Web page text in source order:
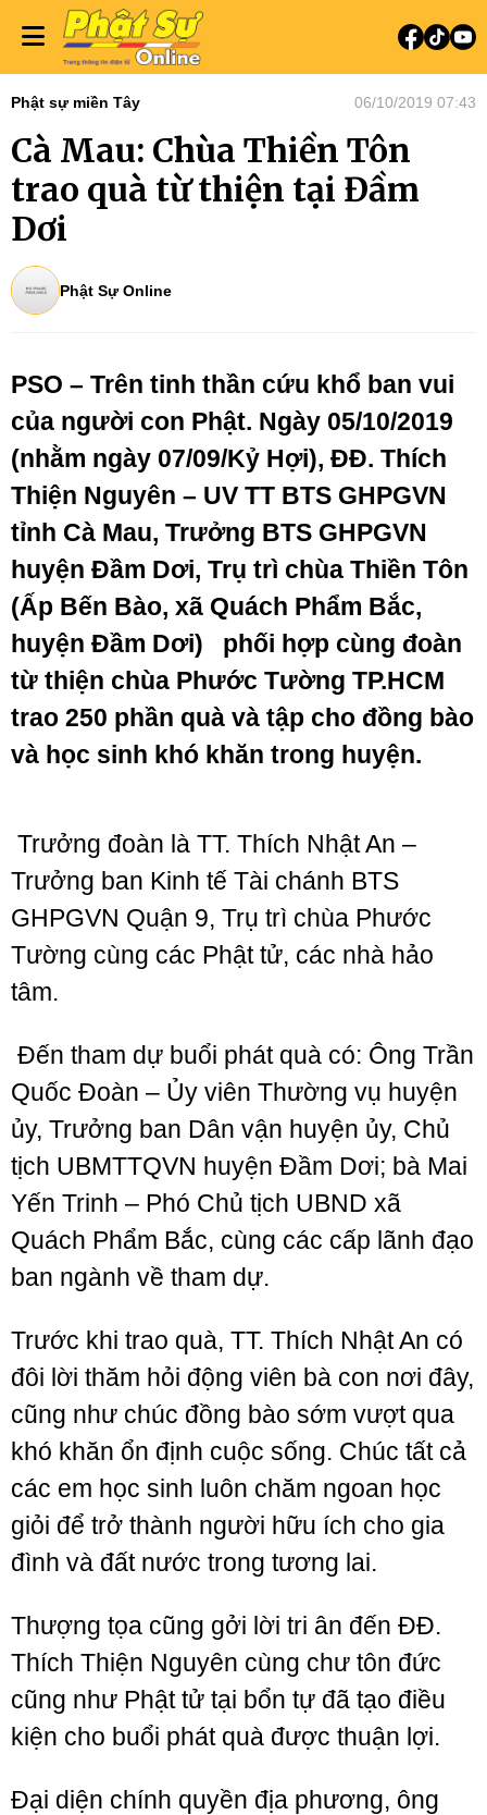
Phật sự miền Tây 06/10/2019 07:43
Cà Mau: Chùa Thiền Tôn
trao quà từ thiện tại Đầm
Dơi
Phật Sự Online
PSO – Trên tinh thần cứu khổ ban vui
của người con Phật. Ngày 05/10/2019
(nhằm ngày 07/09/Kỷ Hợi), ĐĐ. Thích
Thiện Nguyên – UV TT BTS GHPGVN
tỉnh Cà Mau, Trưởng BTS GHPGVN
huyện Đầm Dơi, Trụ trì chùa Thiền Tôn
(Ấp Bến Bào, xã Quách Phẩm Bắc,
huyện Đầm Dơi) phối hợp cùng đoàn
từ thiện chùa Phước Tường TP.HCM
trao 250 phần quà và tập cho đồng bào
và học sinh khó khăn trong huyện.
Trưởng đoàn là TT. Thích Nhật An –
Trưởng ban Kinh tế Tài chánh BTS
GHPGVN Quận 9, Trụ trì chùa Phước
Tường cùng các Phật tử, các nhà hảo
tâm.
Đến tham dự buổi phát quà có: Ông Trần
Quốc Đoàn – Ủy viên Thường vụ huyện
ủy, Trưởng ban Dân vận huyện ủy, Chủ
tịch UBMTTQVN huyện Đầm Dơi; bà Mai
Yến Trinh – Phó Chủ tịch UBND xã
Quách Phẩm Bắc, cùng các cấp lãnh đạo
ban ngành về tham dự.
Trước khi trao quà, TT. Thích Nhật An có
đôi lời thăm hỏi động viên bà con nơi đây,
cũng như chúc đồng bào sớm vượt qua
khó khăn ổn định cuộc sống. Chúc tất cả
các em học sinh luôn chăm ngoan học
giỏi để trở thành người hữu ích cho gia
đình và đất nước trong tương lai.
Thượng tọa cũng gởi lời tri ân đến ĐĐ.
Thích Thiện Nguyên cùng chư tôn đức
cũng như Phật tử tại bổn tự đã tạo điều
kiện cho buổi phát quà được thuận lợi.
Đại diện chính quyền địa phương, ông